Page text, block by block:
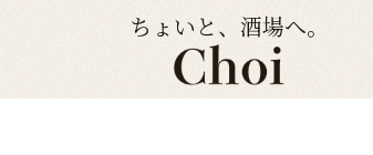
ちょいと、酒場へ。